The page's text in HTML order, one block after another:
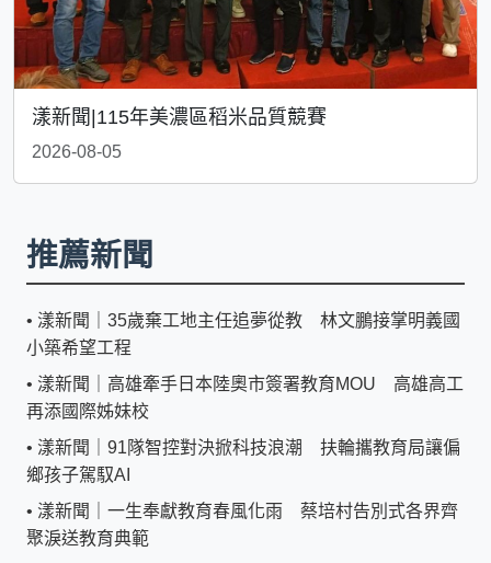
漾新聞|115年美濃區稻米品質競賽
2026-08-05
推薦新聞
• 漾新聞｜35歲棄工地主任追夢從教 林文鵬接掌明義國
小築希望工程
• 漾新聞｜高雄牽手日本陸奧市簽署教育MOU 高雄高工
再添國際姊妹校
• 漾新聞｜91隊智控對決掀科技浪潮 扶輪攜教育局讓偏
鄉孩子駕馭AI
• 漾新聞｜一生奉獻教育春風化雨 蔡培村告別式各界齊
聚淚送教育典範